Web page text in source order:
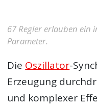
67 Regler erlauben ein
Parameter.
Die Oszillator-
Erzeugung
und komplexer